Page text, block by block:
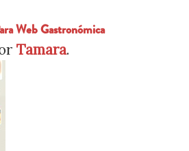
Web Gastronómica
Tamara.